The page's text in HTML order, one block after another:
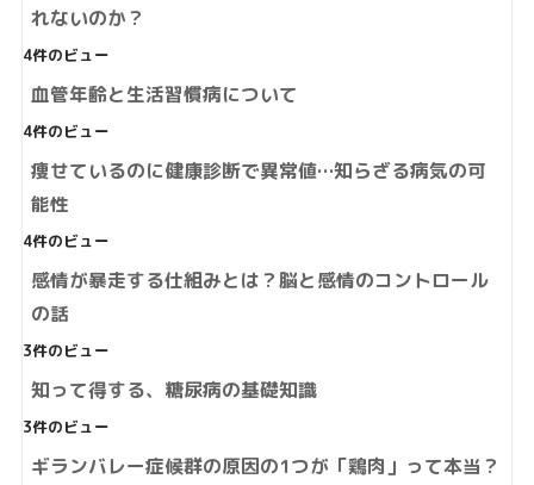
れないのか？
4件のビュー
血管年齢と生活習慣病について
4件のビュー
痩せているのに健康診断で異常値…知らざる病気の可
能性
4件のビュー
感情が暴走する仕組みとは？脳と感情のコントロール
の話
3件のビュー
知って得する、糖尿病の基礎知識
3件のビュー
ギランバレー症候群の原因の1つが「鶏肉」って本当？